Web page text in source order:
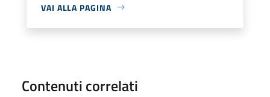
VAI ALLA PAGINA
Contenuti correlati